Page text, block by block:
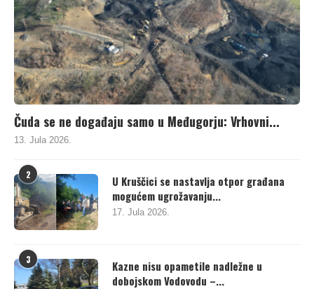
Čuda se ne događaju samo u Međugorju: Vrhovni...
13. Jula 2026.
2
U Kruščici se nastavlja otpor građana
mogućem ugrožavanju...
17. Jula 2026.
3
Kazne nisu opametile nadležne u
dobojskom Vodovodu –...